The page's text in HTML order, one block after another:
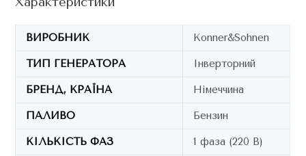
ВИРОБНИК Konner&Sohnen
ТИП ГЕНЕРАТОРА Інверторний
БРЕНД, КРАЇНА Німеччина
ПАЛИВО Бензин
КІЛЬКІСТЬ ФАЗ 1 фаза (220 В)